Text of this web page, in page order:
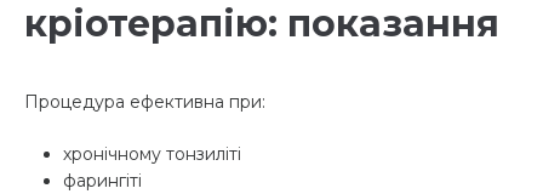
кріотерапію: показання
Процедура ефективна при:
хронічному тонзиліті
фарингіті